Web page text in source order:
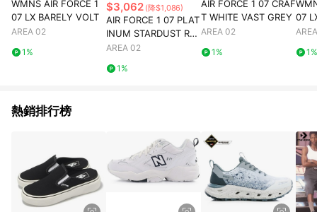
WMNS AIR FORCE 1
07 LX BARELY VOLT
AREA 02
1%
$3,062 (降$1,086)
AIR FORCE 1 07 PLAT
INUM STARDUST RE
D
AREA 02
1%
AIR FORCE 1 07 CRAF
T WHITE VAST GREY
AREA 02
1%
07
S
1%
熱銷排行榜